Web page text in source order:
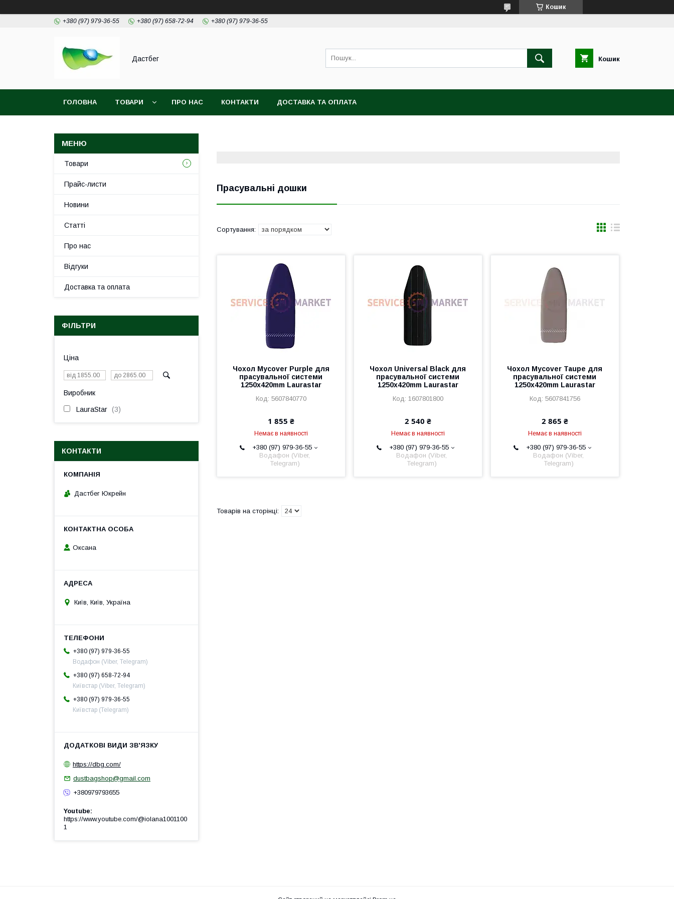
Кошик
+380 (97) 979-36-55 +380 (97) 658-72-94 +380 (97) 979-36-55
Дастбег Кошик
ГОЛОВНА ТОВАРИ ПРО НАС КОНТАКТИ ДОСТАВКА ТА ОПЛАТА
Прасувальні дошки
Чохол Mycover Purple для
прасувальної системи
1250x420mm Laurastar
5607840770
1 855 ₴
Немає в наявності
+380 (97) 979-36-55
Водафон (Viber,
Telegram)
Чохол Universal Black для
прасувальної системи
1250x420mm Laurastar
1607801800
2 540 ₴
Немає в наявності
+380 (97) 979-36-55
Водафон (Viber,
Telegram)
Чохол Mycover Taupe для
прасувальної системи
1250x420mm Laurastar
5607841756
2 865 ₴
Немає в наявності
+380 (97) 979-36-55
Водафон (Viber,
Telegram)
Товари
Прайс-листи
Новини
Статті
Про нас
Відгуки
Доставка та оплата
ФІЛЬТРИ
Ціна
Виробник
LauraStar 3
КОНТАКТИ
Дастбег Юкрейн
Оксана
Київ, Київ, Україна
+380 (97) 979-36-55
Водафон (Viber, Telegram)
+380 (97) 658-72-94
Київстар (Viber, Telegram)
+380 (97) 979-36-55
Київстар (Telegram)
https://dbg.com/
dustbagshop@gmail.com
+380979793655
Youtube
https://www.youtube.com/@iolana1001100
1